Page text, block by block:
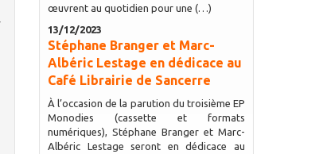
œuvrent au quotidien pour une (…)
13/12/2023
Stéphane Branger et Marc-
Albéric Lestage en dédicace au
Café Librairie de Sancerre
À l’occasion de la parution du troisième EP
Monodies (cassette et formats
numériques), Stéphane Branger et Marc-
Albéric Lestage seront en dédicace au